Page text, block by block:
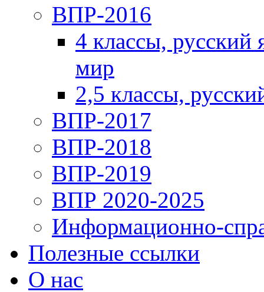
ВПР-2016
4 классы,
мир
2,5 классы,
ВПР-2017
ВПР-2018
ВПР-2019
ВПР 2020-2025
Информационно-
Полезные ссылки
О нас